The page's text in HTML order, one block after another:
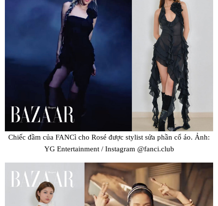
Chiếc đầm của FANCì cho Rosé được stylist sửa phần cổ áo. Ảnh:
YG Entertainment / Instagram @fanci.club